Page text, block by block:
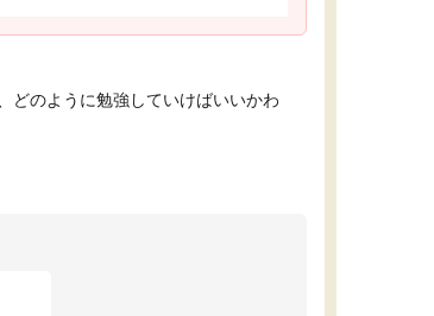
どのように勉強していけばいいかわ